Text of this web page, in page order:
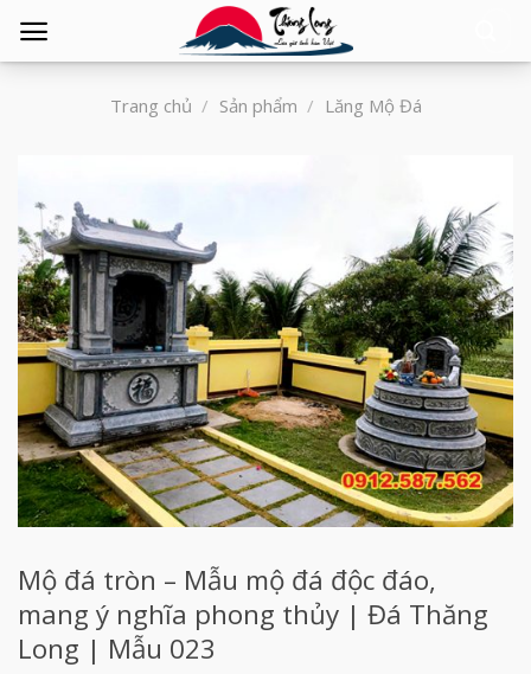
Trang chủ / Sản phẩm / Lăng Mộ Đá
Mộ đá tròn – Mẫu mộ đá độc đáo,
mang ý nghĩa phong thủy | Đá Thăng
Long | Mẫu 023